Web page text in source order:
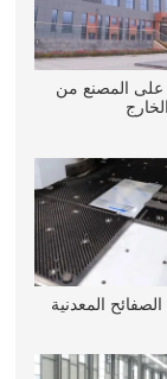
على المصنع من
الخارج
المعدنية